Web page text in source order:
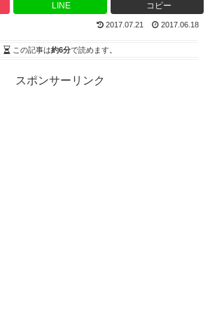
LINE コピー
2017.07.21 2017.06.18
この記事は約6分で読めます。
スポンサーリンク